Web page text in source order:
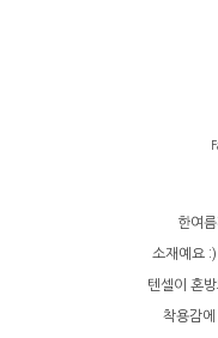
한여
소재예요
텐셀이 혼
착용감에